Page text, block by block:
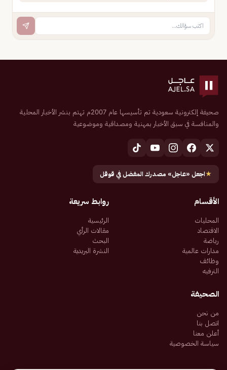
صحيفة إلكترونية سعودية تم تأسيسها عام 2007م تهتم بنشر الأخبار المحلية
والمنافسة في سبق الأخبار بمهنية ومصداقية وموضوعية
★اجعل «عاجل» مصدرك المفضل في قوقل
الأقسام
المحليات
الاقتصاد
رياضة
مدارات عالمية
وظائف
الترفيه
روابط سريعة
الرئيسية
مقالات الرأي
البحث
النشرة البريدية
الصحيفة
من نحن
اتصل بنا
أعلن معنا
سياسة الخصوصية